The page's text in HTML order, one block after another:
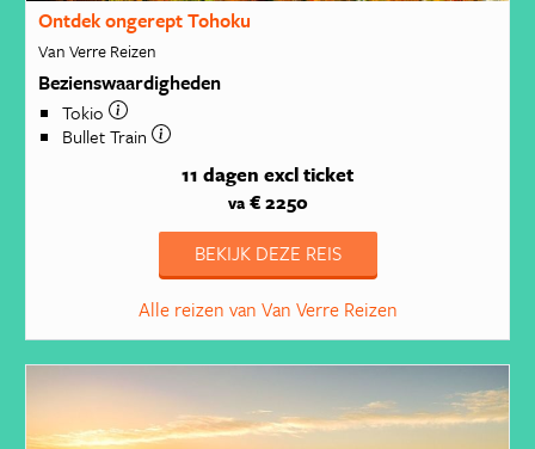
Ontdek ongerept Tohoku
Van Verre Reizen
Bezienswaardigheden
Tokio
Bullet Train
11 dagen excl ticket
va€ 2250
BEKIJK DEZE REIS
Alle reizen van Van Verre Reizen